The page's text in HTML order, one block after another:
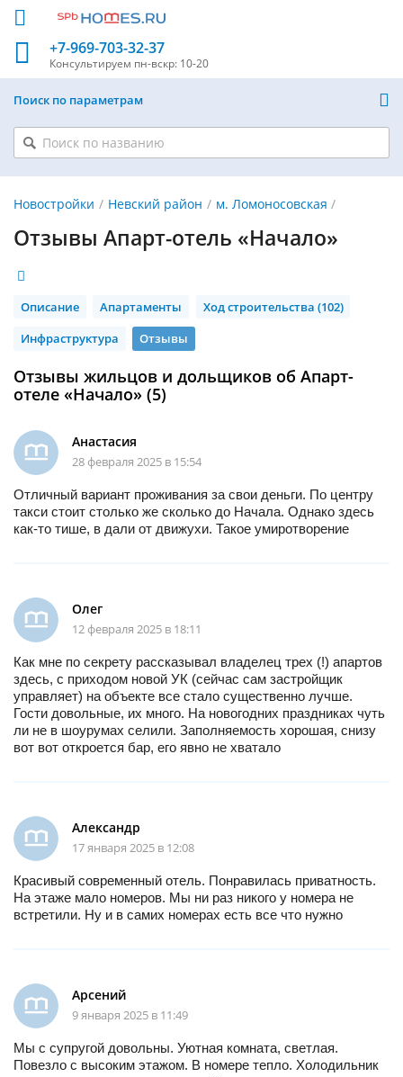
+7-969-703-32-37
Консультируем пн-вскр: 10-20
Поиск по параметрам
Новостройки Невский район м. Ломоносовская
Отзывы Апарт-отель «Начало»
Описание Апартаменты
Ход строительства (102)
Инфраструктура
Отзывы
Отзывы жильцов и дольщиков об Апарт-
отеле «Начало» (5)
Анастасия
28 февраля 2025 в 15:54
Отличный вариант проживания за свои деньги. По центру
такси стоит столько же сколько до Начала. Однако здесь
как-то тише, в дали от движухи. Такое умиротворение
Олег
12 февраля 2025 в 18:11
Как мне по секрету рассказывал владелец трех (!) апартов
здесь, с приходом новой УК (сейчас сам застройщик
управляет) на объекте все стало существенно лучше.
Гости довольные, их много. На новогодних праздниках чуть
ли не в шоурумах селили. Заполняемость хорошая, снизу
вот вот откроется бар, его явно не хватало
Александр
17 января 2025 в 12:08
Красивый современный отель. Понравилась приватность.
На этаже мало номеров. Мы ни раз никого у номера не
встретили. Ну и в самих номерах есть все что нужно
Арсений
9 января 2025 в 11:49
Мы с супругой довольны. Уютная комната, светлая.
Повезло с высоким этажом. В номере тепло. Холодильник